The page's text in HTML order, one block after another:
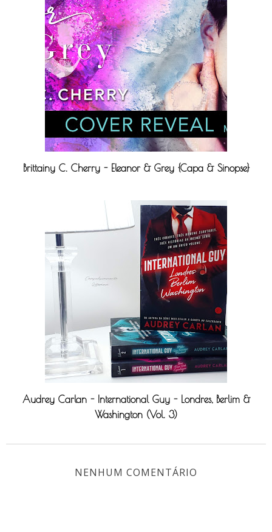
Brittainy C. Cherry - Eleanor & Grey {Capa & Sinopse}
Audrey Carlan - International Guy - Londres, Berlim &
Washington (Vol. 3)
NENHUM COMENTÁRIO